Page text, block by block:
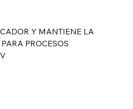
Y MANTIENE LA
PROCESOS